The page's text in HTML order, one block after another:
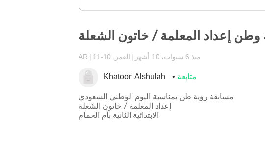
وطن إعداد المعلمة / خاتون الشعلة
AR العمر: 10-11 منذ 6 سنوات، 10 أشهر
Khatoon Alshulah متابعة
مسابقة رؤية طن بمناسبة اليوم الوطني السعودي
إعداد المعلمة / خاتون الشعلة
الابتدائية الثانية بأم الحمام